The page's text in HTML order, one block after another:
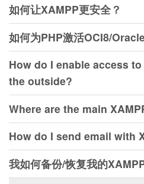
如何让XAMPP更安全？
如何为PHP激活OCI8/
How do I enable access
the outside?
Where are the main
How do I send email with
我如何备份/恢复我的